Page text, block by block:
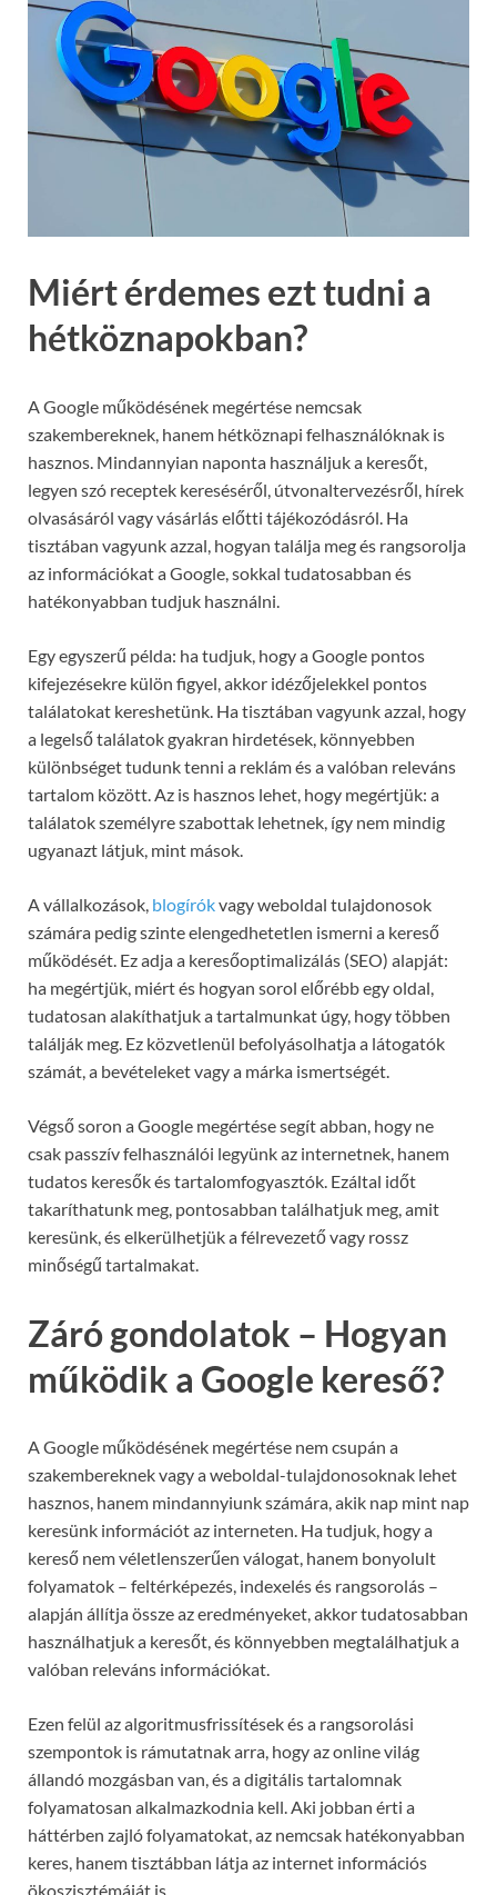
Miért érdemes ezt tudni a
hétköznapokban?
A Google működésének megértése nemcsak
szakembereknek, hanem hétköznapi felhasználóknak is
hasznos. Mindannyian naponta használjuk a keresőt,
legyen szó receptek kereséséről, útvonaltervezésről, hírek
olvasásáról vagy vásárlás előtti tájékozódásról. Ha
tisztában vagyunk azzal, hogyan találja meg és rangsorolja
az információkat a Google, sokkal tudatosabban és
hatékonyabban tudjuk használni.
Egy egyszerű példa: ha tudjuk, hogy a Google pontos
kifejezésekre külön figyel, akkor idézőjelekkel pontos
találatokat kereshetünk. Ha tisztában vagyunk azzal, hogy
a legelső találatok gyakran hirdetések, könnyebben
különbséget tudunk tenni a reklám és a valóban releváns
tartalom között. Az is hasznos lehet, hogy megértjük: a
találatok személyre szabottak lehetnek, így nem mindig
ugyanazt látjuk, mint mások.
A vállalkozások, blogírókvagy weboldal tulajdonosok
számára pedig szinte elengedhetetlen ismerni a kereső
működését. Ez adja a keresőoptimalizálás (SEO) alapját:
ha megértjük, miért és hogyan sorol előrébb egy oldal,
tudatosan alakíthatjuk a tartalmunkat úgy, hogy többen
találják meg. Ez közvetlenül befolyásolhatja a látogatók
számát, a bevételeket vagy a márka ismertségét.
Végső soron a Google megértése segít abban, hogy ne
csak passzív felhasználói legyünk az internetnek, hanem
tudatos keresők és tartalomfogyasztók. Ezáltal időt
takaríthatunk meg, pontosabban találhatjuk meg, amit
keresünk, és elkerülhetjük a félrevezető vagy rossz
minőségű tartalmakat.
Záró gondolatok – Hogyan
működik a Google kereső?
A Google működésének megértése nem csupán a
szakembereknek vagy a weboldal-tulajdonosoknak lehet
hasznos, hanem mindannyiunk számára, akik nap mint nap
keresünk információt az interneten. Ha tudjuk, hogy a
kereső nem véletlenszerűen válogat, hanem bonyolult
folyamatok – feltérképezés, indexelés és rangsorolás –
alapján állítja össze az eredményeket, akkor tudatosabban
használhatjuk a keresőt, és könnyebben megtalálhatjuk a
valóban releváns információkat.
Ezen felül az algoritmusfrissítések és a rangsorolási
szempontok is rámutatnak arra, hogy az online világ
állandó mozgásban van, és a digitális tartalomnak
folyamatosan alkalmazkodnia kell. Aki jobban érti a
háttérben zajló folyamatokat, az nemcsak hatékonyabban
keres, hanem tisztábban látja az internet információs
ökoszisztémáját is.